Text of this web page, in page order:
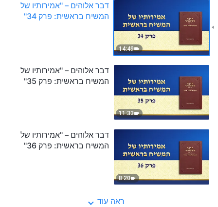
14:49
דבר אלוהים – "אמירותיו של
המשיח בראשית: פרק 34"
11:33
דבר אלוהים – "אמירותיו של
המשיח בראשית: פרק 35"
8:20
דבר אלוהים – "אמירותיו של
המשיח בראשית: פרק 36"
ראה עוד